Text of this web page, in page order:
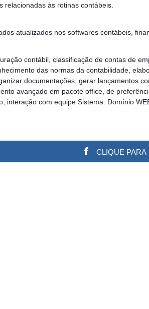
relacionadas às rotinas contábeis.
atualizados nos softwares contábeis,
contábil, classificação de contas de
das normas da contabilidade,
documentações, gerar lançamentos
avançado em pacote office, de
interação com equipe Sistema: Domínio
CLIQUE PARA